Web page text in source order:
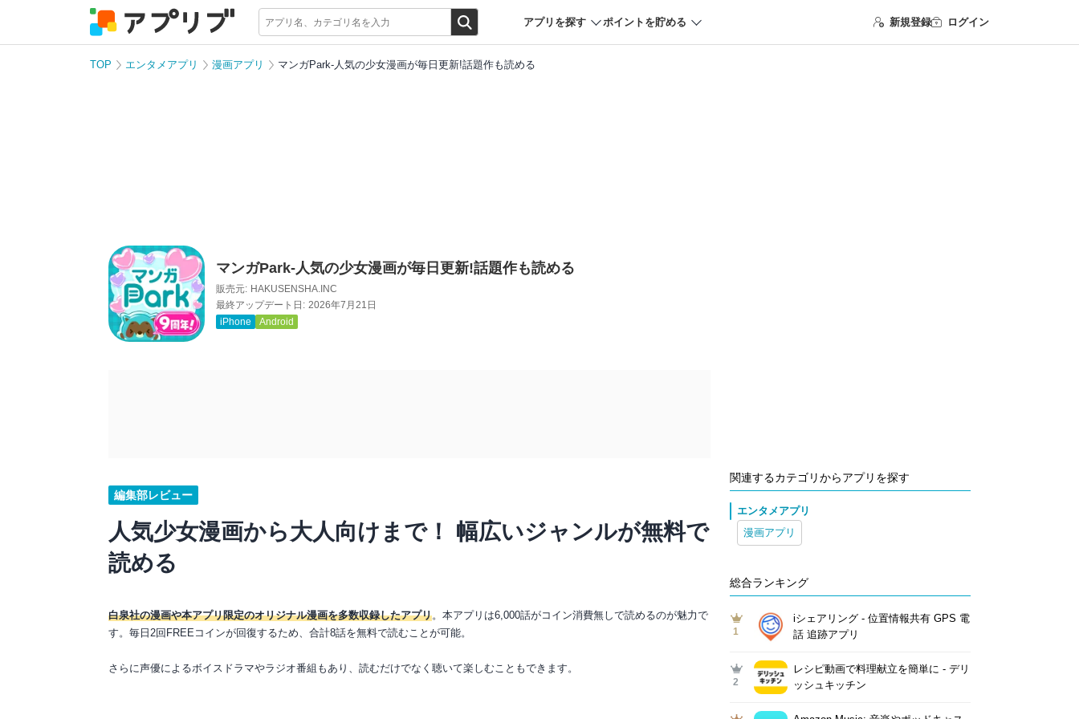
アプリを探す ポイントを貯める 新規登録 ログイン
TOP エンタメアプリ 漫画アプリ マンガPark-人気の少女漫画が毎日更新!話題作も読める
マンガPark-人気の少女漫画が毎日更新!話題作も読める
販売元: HAKUSENSHA.INC
最終アップデート日: 2026年7月21日
iPhone
Android
編集部レビュー
人気少女漫画から大人向けまで！ 幅広いジャンルが無料で
読める
白泉社の漫画や本アプリ限定のオリジナル漫画を多数収録したアプリ。本アプリは6,000話がコイン消費無しで読めるのが魅力で
す。毎日2回FREEコインが回復するため、合計8話を無料で読むことが可能。
さらに声優によるボイスドラマやラジオ番組もあり、読むだけでなく聴いて楽しむこともできます。
関連するカテゴリからアプリを探す
エンタメアプリ
漫画アプリ
総合ランキング
1
iシェアリング - 位置情報共有 GPS 電
話 追跡アプリ
2
レシピ動画で料理献立を簡単‪に - デリ
ッシュキッチン